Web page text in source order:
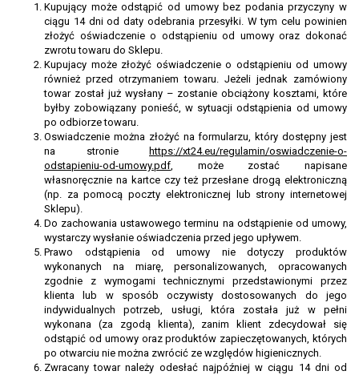
Kupujący może odstąpić od umowy bez podania przyczyny w
ciągu 14 dni od daty odebrania przesyłki. W tym celu powinien
złożyć oświadczenie o odstąpieniu od umowy oraz dokonać
zwrotu towaru do Sklepu.
Kupujacy może złożyć oświadczenie o odstąpieniu od umowy
również przed otrzymaniem towaru. Jeżeli jednak zamówiony
towar został już wysłany – zostanie obciążony kosztami, które
byłby zobowiązany ponieść, w sytuacji odstąpienia od umowy
po odbiorze towaru.
Oswiadczenie można złożyć na formularzu, który dostępny jest
na stronie
https://xt24.eu/regulamin/oswiadczenie-o-
odstapieniu-od-umowy.pdf, może zostać napisane
własnoręcznie na kartce czy też przesłane drogą elektroniczną
(np. za pomocą poczty elektronicznej lub strony internetowej
Sklepu).
Do zachowania ustawowego terminu na odstąpienie od umowy,
wystarczy wysłanie oświadczenia przed jego upływem.
Prawo odstąpienia od umowy nie dotyczy produktów
wykonanych na miarę, personalizowanych, opracowanych
zgodnie z wymogami technicznymi przedstawionymi przez
klienta lub w sposób oczywisty dostosowanych do jego
indywidualnych potrzeb, usługi, która została już w pełni
wykonana (za zgodą klienta), zanim klient zdecydował się
odstąpić od umowy oraz produktów zapieczętowanych, których
po otwarciu nie można zwrócić ze względów higienicznych.
Zwracany towar należy odesłać najpóźniej w ciągu 14 dni od